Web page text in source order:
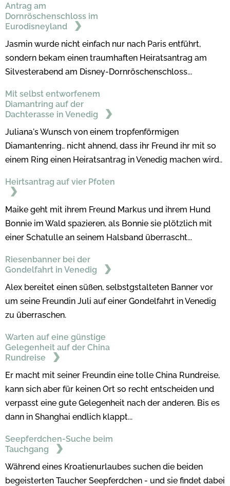
Antrag am
Dornröschenschloss im
Eurodisneyland
Jasmin wurde nicht einfach nur nach Paris entführt,
sondern bekam einen traumhaften Heiratsantrag am
Silvesterabend am Disney-Dornröschenschloss...
Mit selbst entworfenem
Diamantring auf der
Dachterasse in Venedig
Juliana's Wunsch von einem tropfenförmigen
Diamantenring.. nicht ahnend, dass ihr Freund ihr mit so
einem Ring einen Heiratsantrag in Venedig machen wird..
Heirtsantrag auf vier Pfoten
Maike geht mit ihrem Freund Markus und ihrem Hund
Bonnie im Wald spazieren, als Bonnie sie plötzlich mit
einer Schatulle an seinem Halsband überrascht...
Riesenbanner bei der
Gondelfahrt in Venedig
Alex bereitet einen süßen, selbstgstalteten Banner vor
um seine Freundin Juli auf einer Gondelfahrt in Venedig
zu überraschen.
Warten auf eine günstige
Gelegenheit auf der China
Rundreise
Er macht mit seiner Freundin eine tolle China Rundreise,
kann sich aber für keinen Ort so recht entscheiden und
verpasst eine gute Gelegenheit nach der anderen. Bis es
dann in Shanghai endlich klappt...
Seepferdchen-Suche beim
Tauchgang
Während eines Kroatienurlaubes suchen die beiden
begeisterten Taucher Seepferdchen - und sie findet dabei